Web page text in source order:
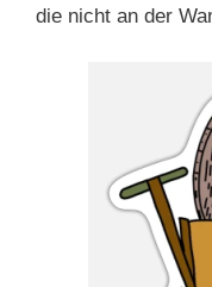
die nicht an der